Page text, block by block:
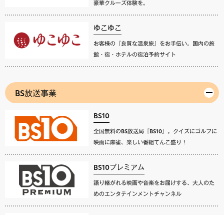
豪華クルーズ体験を。
ゆこゆこ
お客様の『良質な温泉旅』をお手伝い。国内の旅
館・宿・ホテルの宿泊予約サイト
BS放送事業
BS10
全国無料のBS放送局『BS10』。クイズにゴルフに
映画に麻雀、楽しい番組てんこ盛り！
BS10プレミアム
語り継がれる映画や音楽をお届けする、大人のた
めのエンタテインメントチャンネル